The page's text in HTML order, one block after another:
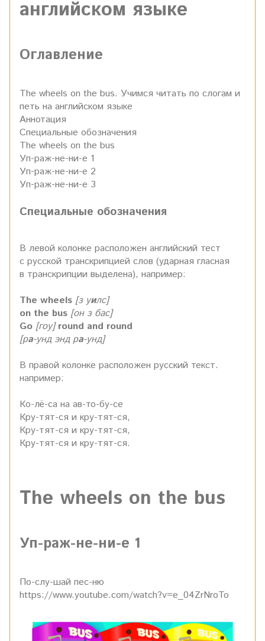
английском языке
Оглавление
The wheels on the bus. Учимся читать по слогам и
петь на английском языке
Аннотация
Специальные обозначения
The wheels on the bus
Уп-раж-не-ни-е 1
Уп-раж-не-ни-е 2
Уп-раж-не-ни-е 3
Специальные обозначения
В левой колонке расположен английский тест
с русской транскрипцией слов (ударная гласная
в транскрипции выделена), например:
The wheels [з уилс]
on the bus [он з бас]
Go [гоу] round and round
[ра-унд энд ра-унд]
В правой колонке расположен русский текст.
например:
Ко-лё-са на ав-то-бу-се
Кру-тят-ся и кру-тят-ся,
Кру-тят-ся и кру-тят-ся,
Кру-тят-ся и кру-тят-ся.
The wheels on the bus
Уп-раж-не-ни-е 1
По-слу-шай пес-ню
https://www.youtube.com/watch?v=e_04ZrNroTo